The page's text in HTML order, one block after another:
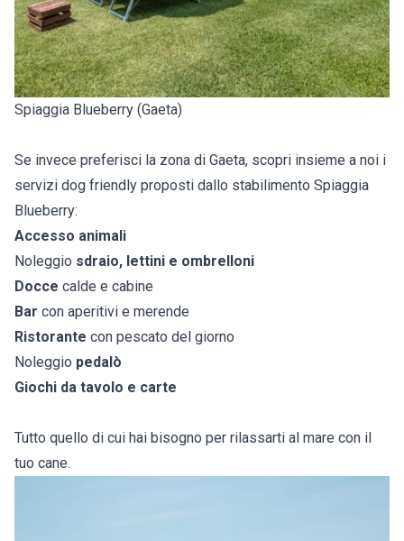
Spiaggia Blueberry (Gaeta)
Se invece preferisci la zona di Gaeta, scopri insieme a noi i
servizi dog friendly proposti dallo stabilimento Spiaggia
Blueberry:
Accesso animali
Noleggio sdraio, lettini e ombrelloni
Docce calde e cabine
Bar con aperitivi e merende
Ristorante con pescato del giorno
Noleggio pedalò
Giochi da tavolo e carte
Tutto quello di cui hai bisogno per rilassarti al mare con il
tuo cane.